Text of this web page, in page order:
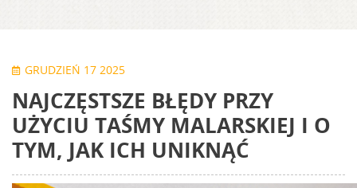
GRUDZIEŃ 17 2025
NAJCZĘSTSZE BŁĘDY PRZY
UŻYCIU TAŚMY MALARSKIEJ I O
TYM, JAK ICH UNIKNĄĆ